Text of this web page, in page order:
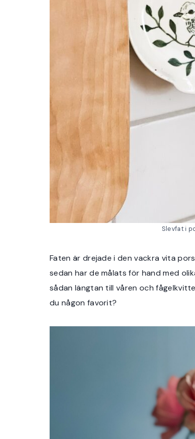
Slevfat i
Faten är drejade i den vackra vita
sedan har de målats för hand med
sådan längtan till våren och
du någon favorit?